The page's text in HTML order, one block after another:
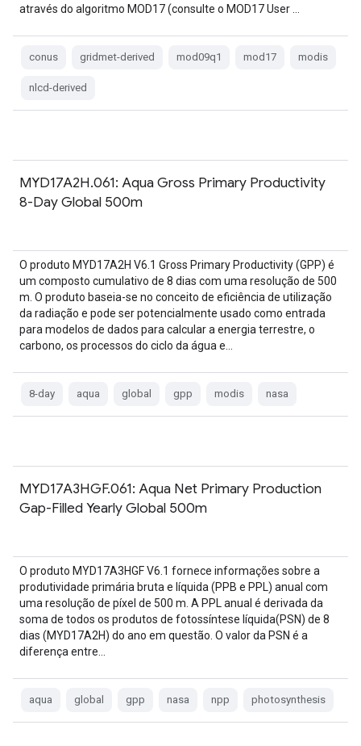
através do algoritmo MOD17 (consulte o MOD17 User …
conus gridmet-derived mod09q1 mod17 modis
nlcd-derived
MYD17A2H.061: Aqua Gross Primary Productivity
8-Day Global 500m
O produto MYD17A2H V6.1 Gross Primary Productivity (GPP) é
um composto cumulativo de 8 dias com uma resolução de 500
m. O produto baseia-se no conceito de eficiência de utilização
da radiação e pode ser potencialmente usado como entrada
para modelos de dados para calcular a energia terrestre, o
carbono, os processos do ciclo da água e…
8-day aqua global gpp modis nasa
MYD17A3HGF.061: Aqua Net Primary Production
Gap-Filled Yearly Global 500m
O produto MYD17A3HGF V6.1 fornece informações sobre a
produtividade primária bruta e líquida (PPB e PPL) anual com
uma resolução de píxel de 500 m. A PPL anual é derivada da
soma de todos os produtos de fotossíntese líquida(PSN) de 8
dias (MYD17A2H) do ano em questão. O valor da PSN é a
diferença entre…
aqua global gpp nasa npp photosynthesis